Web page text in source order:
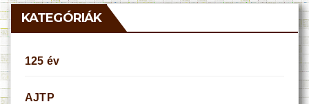
KATEGÓRIÁK
125 év
AJTP